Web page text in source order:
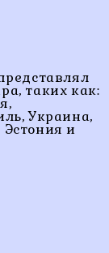
таких как:
Украина,
и